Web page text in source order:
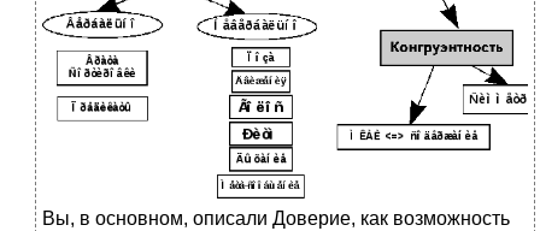
Вы, в основном, описали Доверие, как возможность